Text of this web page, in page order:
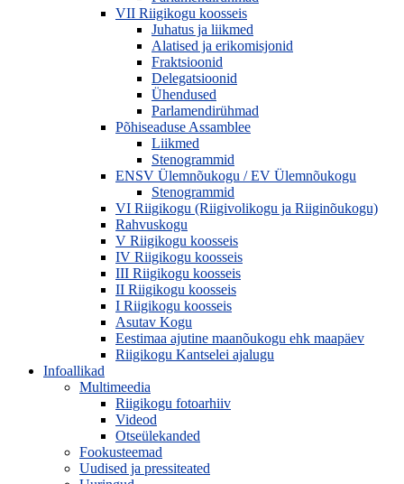
VII Riigikogu koosseis
Juhatus ja liikmed
Alatised ja erikomisjonid
Fraktsioonid
Delegatsioonid
Ühendused
Parlamendirühmad
Põhiseaduse Assamblee
Liikmed
Stenogrammid
ENSV Ülemnõukogu / EV Ülemnõukogu
Stenogrammid
VI Riigikogu (Riigivolikogu ja Riiginõukogu)
Rahvuskogu
V Riigikogu koosseis
IV Riigikogu koosseis
III Riigikogu koosseis
II Riigikogu koosseis
I Riigikogu koosseis
Asutav Kogu
Eestimaa ajutine maanõukogu ehk maapäev
Riigikogu Kantselei ajalugu
Infoallikad
Multimeedia
Riigikogu fotoarhiiv
Videod
Otseülekanded
Fookusteemad
Uudised ja pressiteated